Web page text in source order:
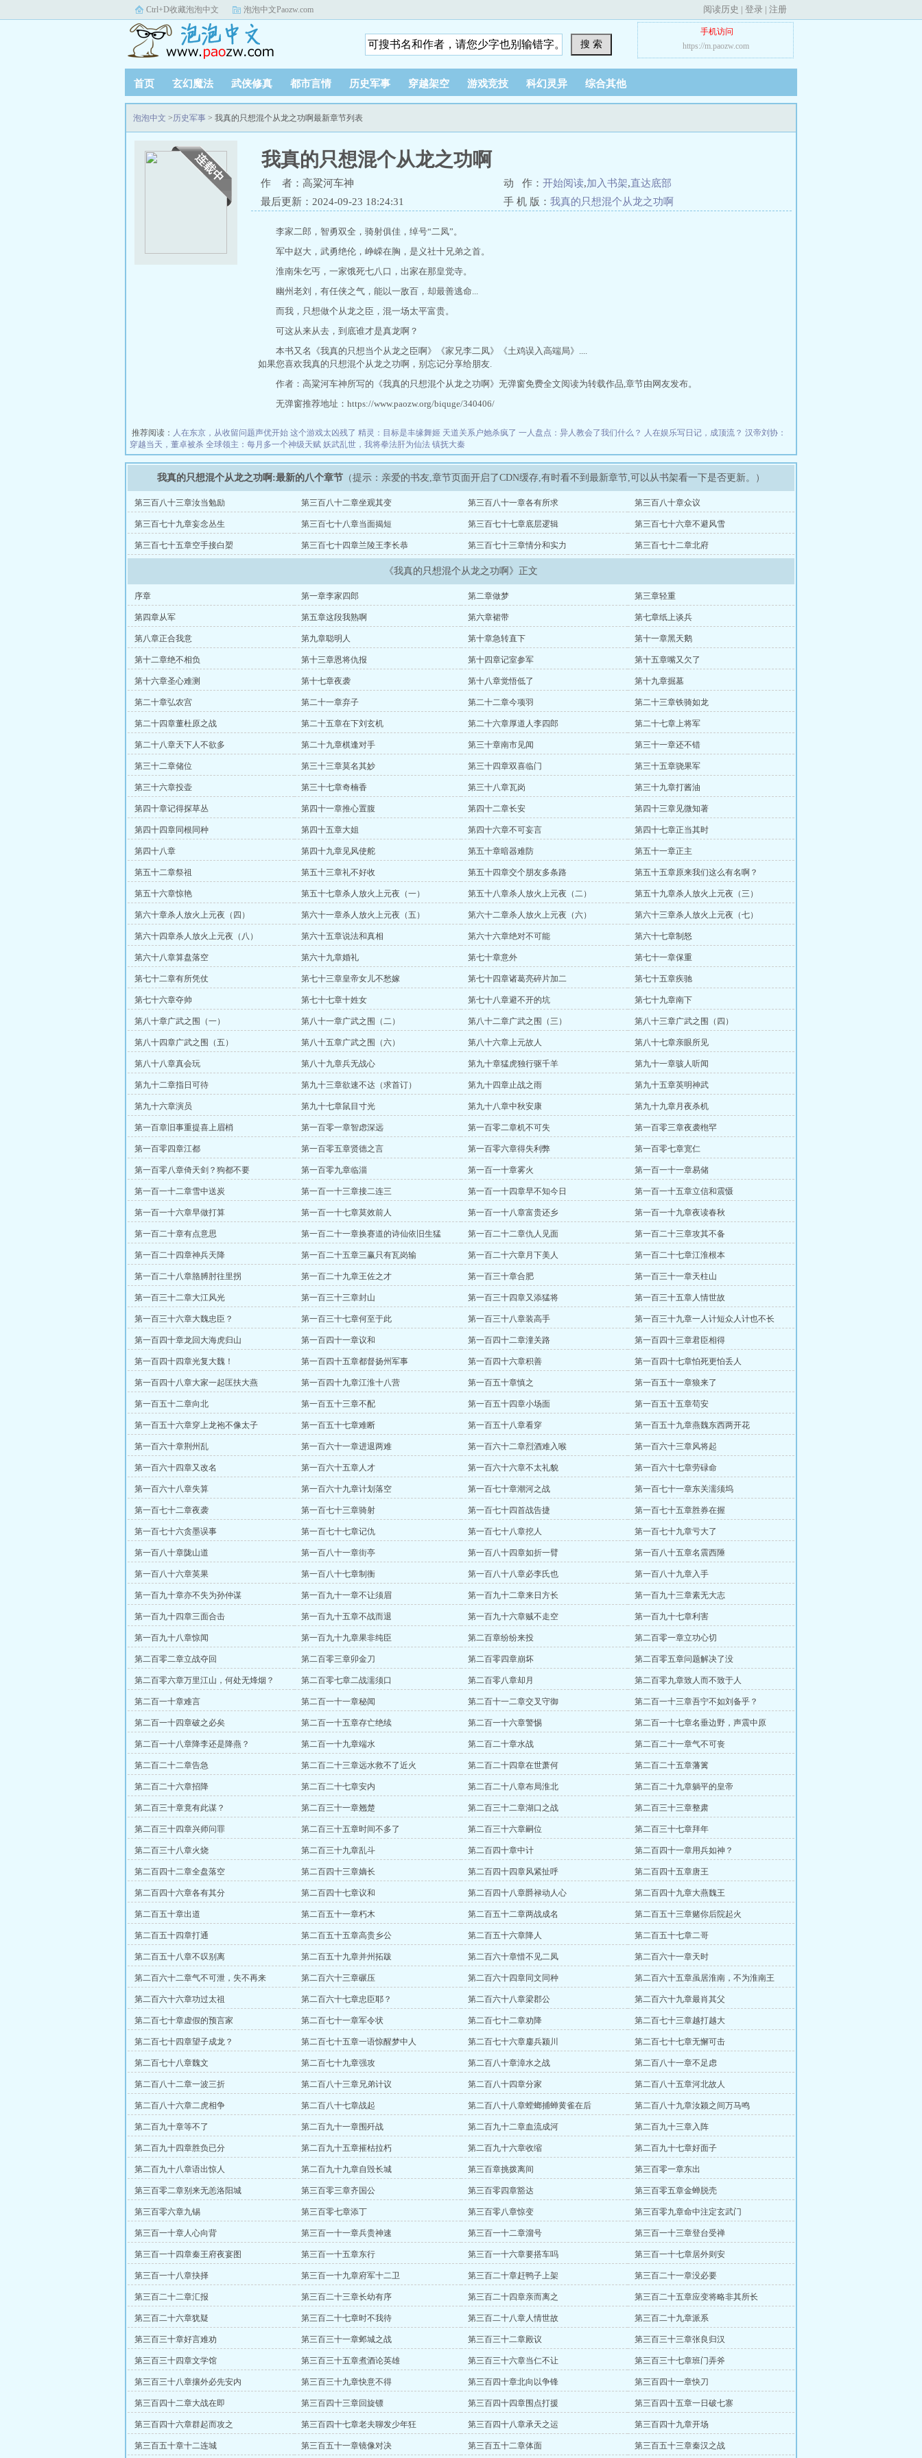
Ctrl+D收藏泡泡中文 泡泡中文Paozw.com 阅读历史 | 登录 | 注册
搜 索
手机访问
https://m.paozw.com
首页 玄幻魔法 武侠修真 都市言情 历史军事 穿越架空 游戏竞技 科幻灵异 综合其他
泡泡中文 >历史军事 > 我真的只想混个从龙之功啊最新章节列表
我真的只想混个从龙之功啊
作 者：高粱河车神 动 作： 开始阅读,加入书架,直达底部
最后更新：2024-09-23 18:24:31
手 机 版： 我真的只想混个从龙之功啊
李家二郎，智勇双全，骑射俱佳，绰号“二凤”。
军中赵大，武勇绝伦，峥嵘在胸，是义社十兄弟之首。
淮南朱乞丐，一家饿死七八口，出家在那皇觉寺。
幽州老刘，有任侠之气，能以一敌百，却最善逃命...
而我，只想做个从龙之臣，混一场太平富贵。
可这从来从去，到底谁才是真龙啊？
本书又名《我真的只想当个从龙之臣啊》《家兄李二凤》《土鸡误入高端局》....
如果您喜欢我真的只想混个从龙之功啊，别忘记分享给朋友.
作者：高粱河车神所写的《我真的只想混个从龙之功啊》无弹窗免费全文阅读为转载作品,章节由网友发布。
无弹窗推荐地址：https://www.paozw.org/biquge/340406/
推荐阅读： 人在东京，从收留问题声优开始 这个游戏太凶残了 精灵：目标是丰缘舞姬 天道关系户她杀疯了 一人盘点：异人教会了我们什么？ 人在娱乐写日记，成顶流？ 汉帝刘协：
穿越当天，董卓被杀 全球领主：每月多一个神级天赋 妖武乱世，我将拳法肝为仙法 镇抚大秦
我真的只想混个从龙之功啊:最新的八个章节 （提示：亲爱的书友,章节页面开启了CDN缓存,有时看不到最新章节,可以从书架看一下是否更新。）
第三百八十三章汝当勉励 第三百八十二章坐观其变 第三百八十一章各有所求 第三百八十章众议
第三百七十九章妄念丛生 第三百七十八章当面揭短 第三百七十七章底层逻辑 第三百七十六章不避风雪
第三百七十五章空手接白槊 第三百七十四章兰陵王李长恭 第三百七十三章情分和实力 第三百七十二章北府
《我真的只想混个从龙之功啊》正文
序章 第一章李家四郎 第二章做梦 第三章轻重
第四章从军 第五章这段我熟啊 第六章裙带 第七章纸上谈兵
第八章正合我意 第九章聪明人 第十章急转直下 第十一章黑天鹅
第十二章绝不相负 第十三章恩将仇报 第十四章记室参军 第十五章嘴又欠了
第十六章圣心难测 第十七章夜袭 第十八章觉悟低了 第十九章掘墓
第二十章弘农宫 第二十一章弃子 第二十二章今项羽 第二十三章铁骑如龙
第二十四章董杜原之战 第二十五章在下刘玄机 第二十六章厚道人李四郎 第二十七章上将军
第二十八章天下人不欲多 第二十九章棋逢对手 第三十章南市见闻 第三十一章还不错
第三十二章储位 第三十三章莫名其妙 第三十四章双喜临门 第三十五章骁果军
第三十六章投壶 第三十七章奇楠香 第三十八章瓦岗 第三十九章打酱油
第四十章记得探草丛 第四十一章推心置腹 第四十二章长安 第四十三章见微知著
第四十四章同根同种 第四十五章大姐 第四十六章不可妄言 第四十七章正当其时
第四十八章 第四十九章见风使舵 第五十章暗器难防 第五十一章正主
第五十二章祭祖 第五十三章礼不好收 第五十四章交个朋友多条路 第五十五章原来我们这么有名啊？
第五十六章惊艳 第五十七章杀人放火上元夜（一） 第五十八章杀人放火上元夜（二） 第五十九章杀人放火上元夜（三）
第六十章杀人放火上元夜（四） 第六十一章杀人放火上元夜（五） 第六十二章杀人放火上元夜（六） 第六十三章杀人放火上元夜（七）
第六十四章杀人放火上元夜（八） 第六十五章说法和真相 第六十六章绝对不可能 第六十七章制怒
第六十八章算盘落空 第六十九章婚礼 第七十章意外 第七十一章保重
第七十二章有所凭仗 第七十三章皇帝女儿不愁嫁 第七十四章诸葛亮碎片加二 第七十五章疾驰
第七十六章夺帅 第七十七章十姓女 第七十八章避不开的坑 第七十九章南下
第八十章广武之围（一） 第八十一章广武之围（二） 第八十二章广武之围（三） 第八十三章广武之围（四）
第八十四章广武之围（五） 第八十五章广武之围（六） 第八十六章上元故人 第八十七章亲眼所见
第八十八章真会玩 第八十九章兵无战心 第九十章猛虎独行驱千羊 第九十一章骇人听闻
第九十二章指日可待 第九十三章欲速不达（求首订） 第九十四章止战之雨 第九十五章英明神武
第九十六章演员 第九十七章鼠目寸光 第九十八章中秋安康 第九十九章月夜杀机
第一百章旧事重提喜上眉梢 第一百零一章智虑深远 第一百零二章机不可失 第一百零三章夜袭枹罕
第一百零四章江都 第一百零五章贤德之言 第一百零六章得失利弊 第一百零七章宽仁
第一百零八章倚天剑？狗都不要 第一百零九章临淄 第一百一十章雾火 第一百一十一章易储
第一百一十二章雪中送炭 第一百一十三章接二连三 第一百一十四章早不知今日 第一百一十五章立信和震慑
第一百一十六章早做打算 第一百一十七章莫效前人 第一百一十八章富贵还乡 第一百一十九章夜读春秋
第一百二十章有点意思 第一百二十一章换赛道的诗仙依旧生猛 第一百二十二章仇人见面 第一百二十三章攻其不备
第一百二十四章神兵天降 第一百二十五章三赢只有瓦岗输 第一百二十六章月下美人 第一百二十七章江淮根本
第一百二十八章胳膊肘往里拐 第一百二十九章王佐之才 第一百三十章合肥 第一百三十一章天柱山
第一百三十二章大江风光 第一百三十三章封山 第一百三十四章又添猛将 第一百三十五章人情世故
第一百三十六章大魏忠臣？ 第一百三十七章何至于此 第一百三十八章装高手 第一百三十九章一人计短众人计也不长
第一百四十章龙回大海虎归山 第一百四十一章议和 第一百四十二章潼关路 第一百四十三章君臣相得
第一百四十四章光复大魏！ 第一百四十五章都督扬州军事 第一百四十六章积善 第一百四十七章怕死更怕丢人
第一百四十八章大家一起匡扶大燕 第一百四十九章江淮十八营 第一百五十章慎之 第一百五十一章狼来了
第一百五十二章向北 第一百五十三章不配 第一百五十四章小场面 第一百五十五章苟安
第一百五十六章穿上龙袍不像太子 第一百五十七章难断 第一百五十八章看穿 第一百五十九章燕魏东西两开花
第一百六十章荆州乱 第一百六十一章进退两难 第一百六十二章烈酒难入喉 第一百六十三章风将起
第一百六十四章又改名 第一百六十五章人才 第一百六十六章不太礼貌 第一百六十七章劳碌命
第一百六十八章失算 第一百六十九章计划落空 第一百七十章潮河之战 第一百七十一章东关濡须坞
第一百七十二章夜袭 第一百七十三章骑射 第一百七十四首战告捷 第一百七十五章胜券在握
第一百七十六贪墨误事 第一百七十七章记仇 第一百七十八章挖人 第一百七十九章亏大了
第一百八十章陇山道 第一百八十一章街亭 第一百八十四章如折一臂 第一百八十五章名震西陲
第一百八十六章英果 第一百八十七章制衡 第一百八十八章必李氏也 第一百八十九章入手
第一百九十章亦不失为孙仲谋 第一百九十一章不让须眉 第一百九十二章来日方长 第一百九十三章素无大志
第一百九十四章三面合击 第一百九十五章不战而退 第一百九十六章贼不走空 第一百九十七章利害
第一百九十八章惊闻 第一百九十九章果非纯臣 第二百章纷纷来投 第二百零一章立功心切
第二百零二章立战夺回 第二百零三章卯金刀 第二百零四章崩坏 第二百零五章问题解决了没
第二百零六章万里江山，何处无烽烟？ 第二百零七章二战濡须口 第二百零八章却月 第二百零九章致人而不致于人
第二百一十章难言 第二百一十一章秘闻 第二百十一二章交叉守御 第二百一十三章吾宁不如刘备乎？
第二百一十四章破之必矣 第二百一十五章存亡绝续 第二百一十六章警惕 第二百一十七章名垂边野，声震中原
第二百一十八章降李还是降燕？ 第二百一十九章端水 第二百二十章水战 第二百二十一章气不可丧
第二百二十二章告急 第二百二十三章远水救不了近火 第二百二十四章在世萧何 第二百二十五章藩篱
第二百二十六章招降 第二百二十七章安内 第二百二十八章布局淮北 第二百二十九章躺平的皇帝
第二百三十章竟有此谋？ 第二百三十一章翘楚 第二百三十二章湖口之战 第二百三十三章整肃
第二百三十四章兴师问罪 第二百三十五章时间不多了 第二百三十六章嗣位 第二百三十七章拜年
第二百三十八章火烧 第二百三十九章乱斗 第二百四十章中计 第二百四十一章用兵如神？
第二百四十二章全盘落空 第二百四十三章嫡长 第二百四十四章风紧扯呼 第二百四十五章唐王
第二百四十六章各有其分 第二百四十七章议和 第二百四十八章爵禄动人心 第二百四十九章大燕魏王
第二百五十章出道 第二百五十一章朽木 第二百五十二章两战成名 第二百五十三章赌你后院起火
第二百五十四章打通 第二百五十五章高贵乡公 第二百五十六章降人 第二百五十七章二哥
第二百五十八章不叹别离 第二百五十九章并州拓跋 第二百六十章惜不见二凤 第二百六十一章天时
第二百六十二章气不可泄，失不再来 第二百六十三章碾压 第二百六十四章同文同种 第二百六十五章虽居淮南，不为淮南王
第二百六十六章功过太祖 第二百六十七章忠臣耶？ 第二百六十八章梁郡公 第二百六十九章最肖其父
第二百七十章虚假的预言家 第二百七十一章军令状 第二百七十二章劝降 第二百七十三章越打越大
第二百七十四章望子成龙？ 第二百七十五章一语惊醒梦中人 第二百七十六章鏖兵颍川 第二百七十七章无懈可击
第二百七十八章魏文 第二百七十九章强攻 第二百八十章漳水之战 第二百八十一章不足虑
第二百八十二章一波三折 第二百八十三章兄弟计议 第二百八十四章分家 第二百八十五章河北故人
第二百八十六章二虎相争 第二百八十七章战起 第二百八十八章螳螂捕蝉黄雀在后 第二百八十九章汝颍之间万马鸣
第二百九十章等不了 第二百九十一章围歼战 第二百九十二章血流成河 第二百九十三章入阵
第二百九十四章胜负已分 第二百九十五章摧枯拉朽 第二百九十六章收缩 第二百九十七章好面子
第二百九十八章语出惊人 第二百九十九章自毁长城 第三百章挑拨离间 第三百零一章东出
第三百零二章别来无恙洛阳城 第三百零三章齐国公 第三百零四章豁达 第三百零五章金蝉脱壳
第三百零六章九锡 第三百零七章添丁 第三百零八章惊变 第三百零九章命中注定玄武门
第三百一十章人心向背 第三百一十一章兵贵神速 第三百一十二章溜号 第三百一十三章登台受禅
第三百一十四章秦王府夜宴图 第三百一十五章东行 第三百一十六章要搭车吗 第三百一十七章居外则安
第三百一十八章抉择 第三百一十九章府军十二卫 第三百二十章赶鸭子上架 第三百二十一章没必要
第三百二十二章汇报 第三百二十三章长幼有序 第三百二十四章亲而离之 第三百二十五章应变将略非其所长
第三百二十六章犹疑 第三百二十七章时不我待 第三百二十八章人情世故 第三百二十九章派系
第三百三十章好言难劝 第三百三十一章邺城之战 第三百三十二章殿议 第三百三十三章张良归汉
第三百三十四章文学馆 第三百三十五章煮酒论英雄 第三百三十六章当仁不让 第三百三十七章班门弄斧
第三百三十八章攘外必先安内 第三百三十九章快意不得 第三百四十章北向以争锋 第三百四十一章快刀
第三百四十二章大战在即 第三百四十三章回旋镖 第三百四十四章围点打援 第三百四十五章一日破七寨
第三百四十六章群起而攻之 第三百四十七章老夫聊发少年狂 第三百四十八章承天之运 第三百四十九章开场
第三百五十章十二连城 第三百五十一章镜像对决 第三百五十二章体面 第三百五十三章秦汉之战